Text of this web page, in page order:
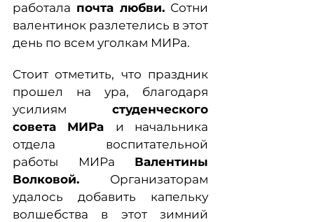
работала почта любви. Сотни
валентинок разлетелись в этот
день по всем уголкам МИРа.
Стоит отметить, что праздник
прошел на ура, благодаря
усилиямстуденческого
совета МИРа и начальника
отдела воспитательной
работы МИРа Валентины
Волковой. Организаторам
удалось добавить капельку
волшебства в этот зимний